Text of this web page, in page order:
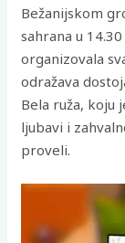
Bežanijskom
sahrana u
organizovala
odražava
Bela ruža, koju
ljubavi i
proveli.